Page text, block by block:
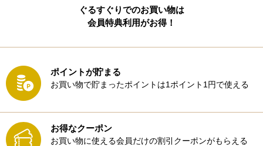
ぐるすぐりでのお買い物は
会員特典利用がお得！
ポイントが貯まる
お買い物で貯まったポイントは1ポイント1円で使える
お得なクーポン
お買い物に使える会員だけの割引クーポンがもらえる